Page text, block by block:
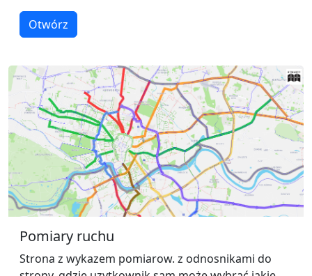
Otwórz
Pomiary ruchu
Strona z wykazem pomiarow. z odnosnikami do